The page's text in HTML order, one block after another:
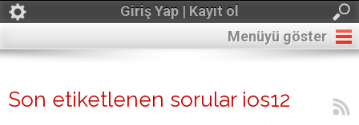
Giriş Yap | Kayıt ol
Menüyü göster
Son etiketlenen sorular ios12